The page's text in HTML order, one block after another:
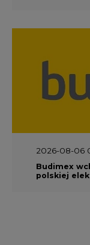
2026-08-06
Budimex
polskiej